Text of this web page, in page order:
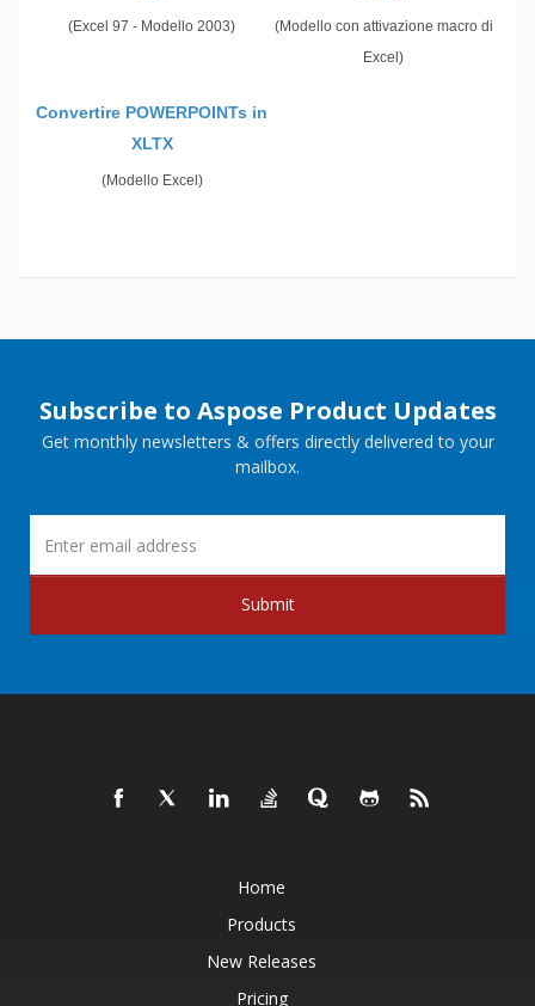
(Excel 97 - Modello 2003)
(Modello con attivazione macro di
Excel)
Convertire POWERPOINTs in
XLTX
(Modello Excel)
Subscribe to Aspose Product Updates
Get monthly newsletters & offers directly delivered to your
mailbox.
Submit
Home
Products
New Releases
Pricing